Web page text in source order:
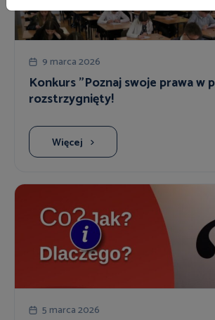
9 marca 2026
Konkurs "Poznaj swoje prawa w
rozstrzygnięty!
Więcej
5 marca 2026